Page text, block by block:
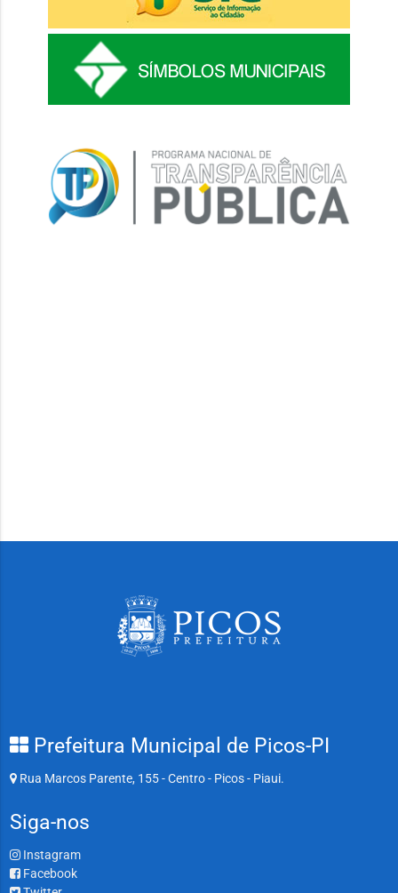
Prefeitura Municipal de Picos-PI
Rua Marcos Parente, 155 - Centro - Picos - Piaui.
Siga-nos
Instagram
Facebook